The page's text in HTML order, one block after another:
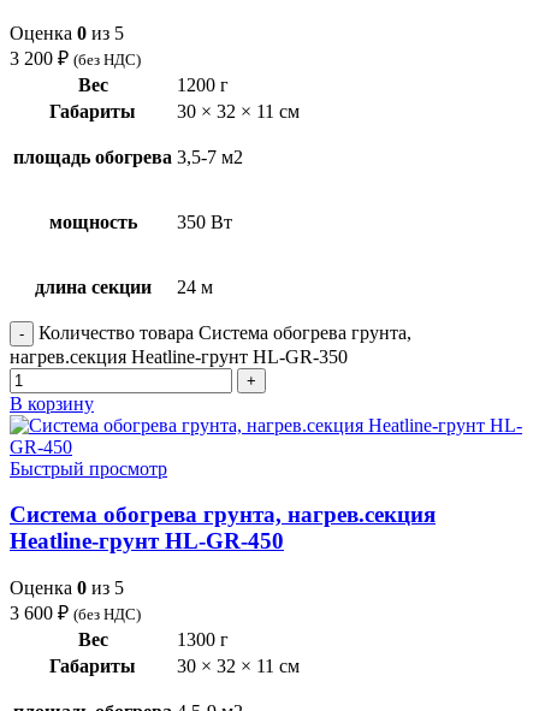
Оценка 0 из 5
3 200 ₽ (без НДС)
Вес
1200 г
Габариты
30 × 32 × 11 см
площадь обогрева 3,5-7 м2
мощность 350 Вт
длина секции 24 м
Количество товара Система обогрева грунта,
нагрев.секция Heatline-грунт HL-GR-350
В корзину
Быстрый просмотр
Система обогрева грунта, нагрев.секция
Heatline-грунт HL-GR-450
Оценка 0 из 5
3 600 ₽ (без НДС)
Вес
1300 г
Габариты
30 × 32 × 11 см